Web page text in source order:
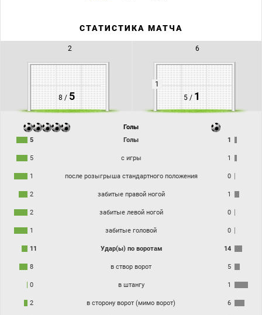
СТАТИСТИКА МАТЧА
2
8 / 5
6
1
5 / 1
Голы
5
Голы 1
5 с игры 1
1 после розыгрыша стандартного положения 0
2 забитые правой ногой 1
2 забитые левой ногой 0
1 забитые головой 0
11 Удар(ы) по воротам 14
8 в створ ворот 5
0 в штангу 1
2 в сторону ворот (мимо ворот) 6